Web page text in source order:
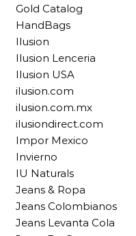
Gold Catalog
HandBags
Ilusion
Ilusion Lenceria
Ilusion USA
ilusion.com
ilusion.com.mx
ilusiondirect.com
Impor Mexico
Invierno
IU Naturals
Jeans & Ropa
Jeans Colombianos
Jeans Levanta Cola